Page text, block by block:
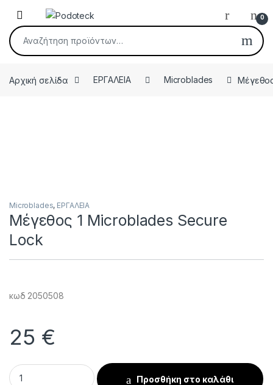
Skip to navigation
Skip to content
Open 0
Αναζήτηση για:
Αρχική σελίδα ΕΡΓΑΛΕΙΑ Microblades
Microblades, ΕΡΓΑΛΕΙΑ
Μέγεθος 1 Microblades Secure
Lock
κωδ 2050508
25 €
Μέγεθος 1 Microblades Secure Lock quantity
Προσθήκη στο καλάθι